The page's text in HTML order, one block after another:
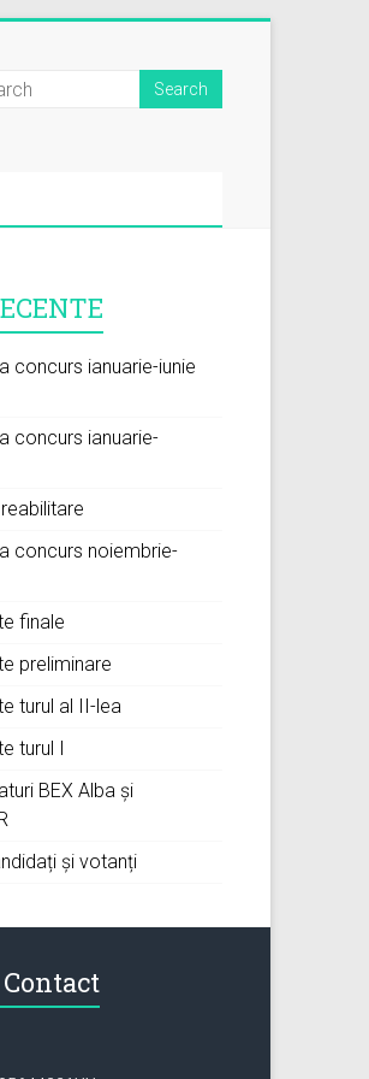
concurs ianuarie-iunie
concurs ianuarie-
concurs noiembrie-
finale
preliminare
turul al II-lea
turul I
BEX Alba și
și votanți